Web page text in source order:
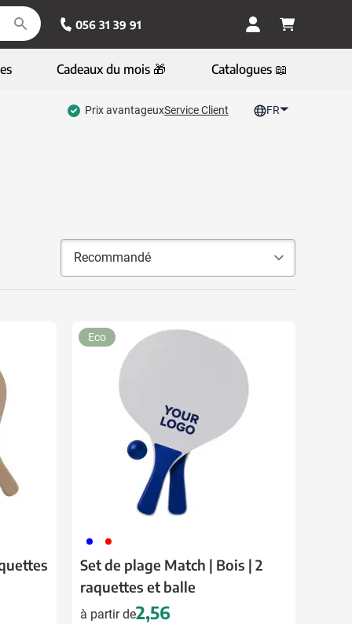
056 31 39 91
Cadeaux du mois 🎁 Catalogues 📖
Prix avantageuxService Client FR
005 008
Set de plage Match | Bois | 2
raquettes et balle
à partir de2,56
Eco